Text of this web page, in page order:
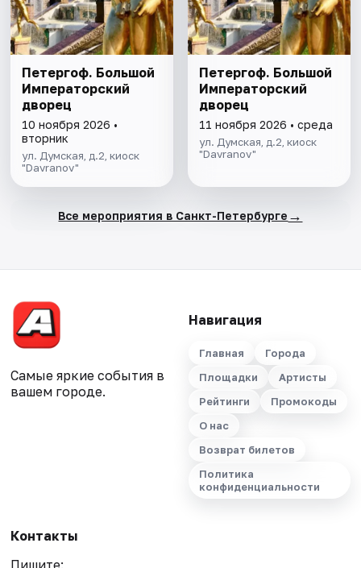
Петергоф. Большой
Императорский
дворец
10 ноября 2026 •
вторник
ул. Думская, д.2, киоск
"Davranov"
Петергоф. Большой
Императорский
дворец
11 ноября 2026 • среда
ул. Думская, д.2, киоск
"Davranov"
Все мероприятия в Санкт-Петербурге →
Самые яркие события в
вашем городе.
Навигация
Главная
Города
Площадки
Артисты
Рейтинги
Промокоды
О нас
Возврат билетов
Политика
конфиденциальности
Контакты